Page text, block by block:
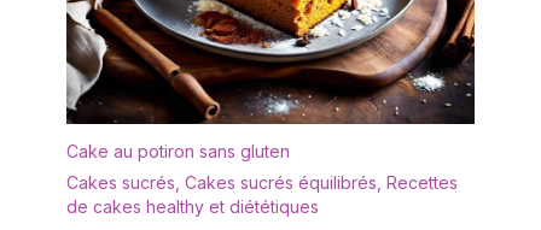
fascinante. Parfait donne
à votre table non
seulement un accroche-
regard absolu, mais aussi
une atmosphère
harmonieuse. Idée
cadeau impressionnante
: en tant que cadeau
décent, ce superbe
Cake au potiron sans gluten
Cakes sucrés Cakes sucrés équilibrés Recettes
de cakes healthy et diététiques